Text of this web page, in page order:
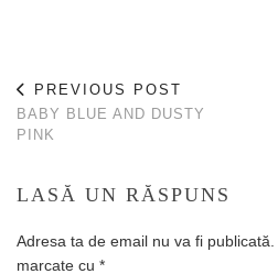
PREVIOUS POST
BABY BLUE AND DUSTY
PINK
LASĂ UN RĂSPUNS
Adresa ta de email nu va fi publicată.
marcate cu *